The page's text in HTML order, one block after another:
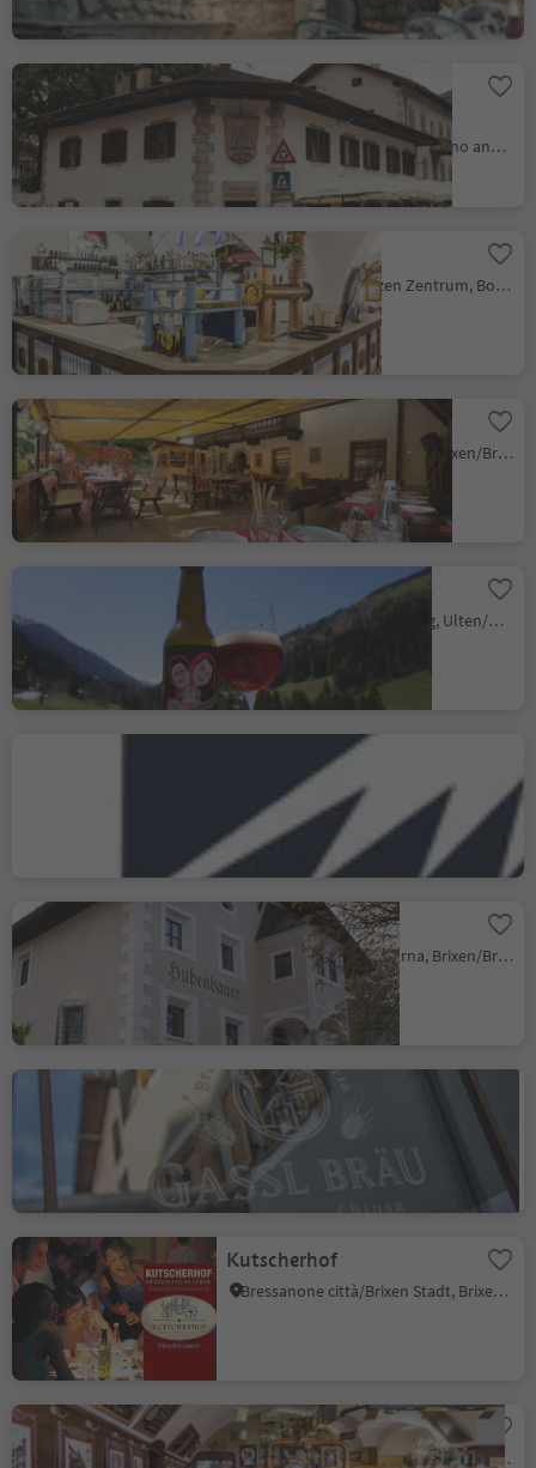
Restaurant Pizzeria
Forsterbräu Lana
Lana/Lana, Lana, Meran/Merano and environs
Paulaner Stuben
Bolzano Centro/Bozen Zentrum, Bolzano/Bozen, Bolzano/Bozen and environs
Gasthaus Zum See
Varna/Vahrn, Vahrn/Varna, Brixen/Bressanone and environs
Die Biermacherinnen
Santa Valburga/St. Walburg, Ulten/Ultimo, Meran/Merano and environs
Eguia Craft Brewery
S.Cristina Gherdëina/S.Cristina Val Gardena/S.Cristina Gherdëina/St.Christina in Gröden, S.Crestina Gherdëina/Santa Cristina Val Gardana, Dolomites Region Val Gardena
Hubenbauerhof
Varna/Vahrn, Vahrn/Varna, Brixen/Bressanone and environs
Beerhouse-Restaurant
Gasslbräu
Kutscherhof
Bressanone città/Brixen Stadt, Brixen/Bressanone, Brixen/Bressanone and environs
Hopfen & Co.
Bolzano Centro/Bozen Zentrum, Bolzano/Bozen, Bolzano/Bozen and environs